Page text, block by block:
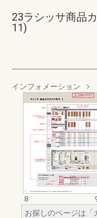
23ラシッサ商品
11)
インフォメーション
8
お探しのページは「